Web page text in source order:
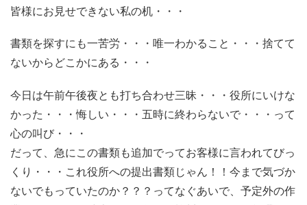
皆様にお見せできない私の机・・・
書類を探すにも一苦労・・・唯一わかること・・・捨てて
ないからどこかにある・・・
今日は午前午後夜とも打ち合わせ三昧・・・役所にいけな
かった・・・悔しい・・・五時に終わらないで・・・って
心の叫び・・・
だって、急にこの書類も追加でってお客様に言われてびっ
くり・・・これ役所への提出書類じゃん！！今まで気づか
ないでもっていたのか？？？ってなぐあいで、予定外の作